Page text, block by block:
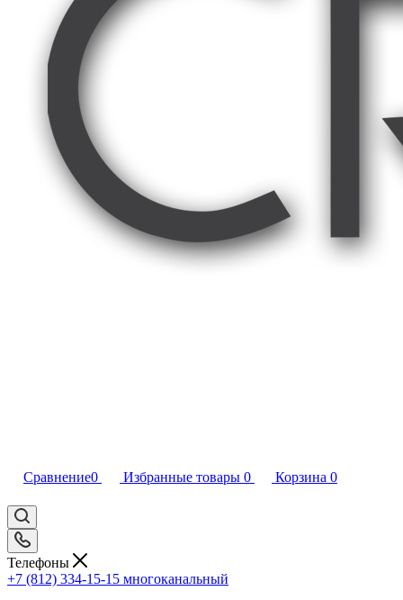
Сравнение0 Избранные товары 0 Корзина 0
Телефоны
+7 (812) 334-15-15 многоканальный